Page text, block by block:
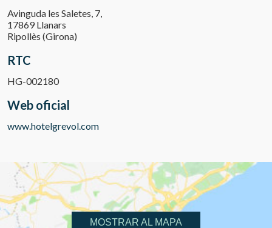
Avinguda les Saletes, 7,
17869 Llanars
Ripollès (Girona)
RTC
HG-002180
Web oficial
www.hotelgrevol.com
MOSTRAR AL MAPA